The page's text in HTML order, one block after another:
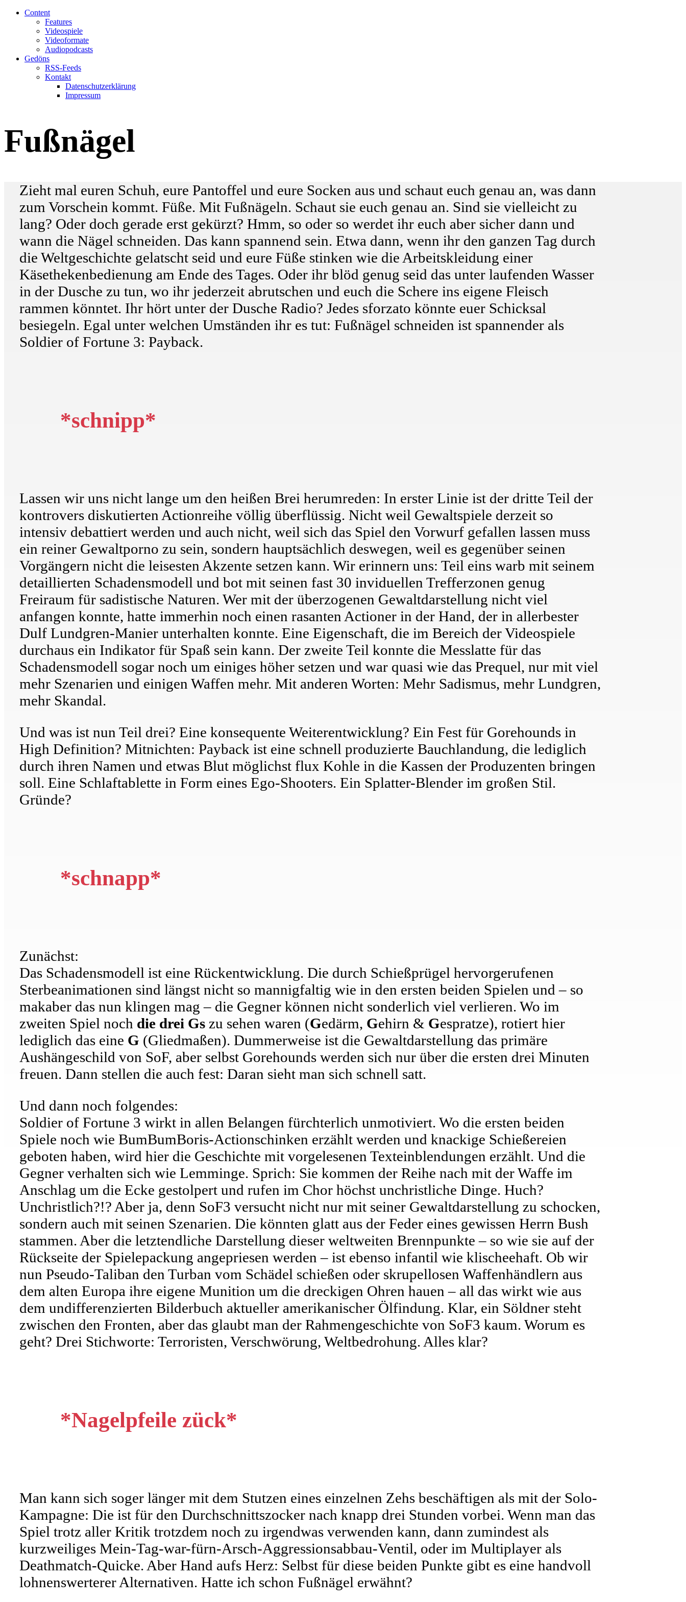
Content
Features
Videospiele
Videoformate
Audiopodcasts
Gedöns
RSS-Feeds
Kontakt
Datenschutzerklärung
Impressum
Fußnägel
Zieht mal euren Schuh, eure Pantoffel und eure Socken aus und schaut euch genau an, was dann
zum Vorschein kommt. Füße. Mit Fußnägeln. Schaut sie euch genau an. Sind sie vielleicht zu
lang? Oder doch gerade erst gekürzt? Hmm, so oder so werdet ihr euch aber sicher dann und
wann die Nägel schneiden. Das kann spannend sein. Etwa dann, wenn ihr den ganzen Tag durch
die Weltgeschichte gelatscht seid und eure Füße stinken wie die Arbeitskleidung einer
Käsethekenbedienung am Ende des Tages. Oder ihr blöd genug seid das unter laufenden Wasser
in der Dusche zu tun, wo ihr jederzeit abrutschen und euch die Schere ins eigene Fleisch
rammen könntet. Ihr hört unter der Dusche Radio? Jedes sforzato könnte euer Schicksal
besiegeln. Egal unter welchen Umständen ihr es tut: Fußnägel schneiden ist spannender als
Soldier of Fortune 3: Payback.
*schnipp*
Lassen wir uns nicht lange um den heißen Brei herumreden: In erster Linie ist der dritte Teil der
kontrovers diskutierten Actionreihe völlig überflüssig. Nicht weil Gewaltspiele derzeit so
intensiv debattiert werden und auch nicht, weil sich das Spiel den Vorwurf gefallen lassen muss
ein reiner Gewaltporno zu sein, sondern hauptsächlich deswegen, weil es gegenüber seinen
Vorgängern nicht die leisesten Akzente setzen kann. Wir erinnern uns: Teil eins warb mit seinem
detaillierten Schadensmodell und bot mit seinen fast 30 inviduellen Trefferzonen genug
Freiraum für sadistische Naturen. Wer mit der überzogenen Gewaltdarstellung nicht viel
anfangen konnte, hatte immerhin noch einen rasanten Actioner in der Hand, der in allerbester
Dulf Lundgren-Manier unterhalten konnte. Eine Eigenschaft, die im Bereich der Videospiele
durchaus ein Indikator für Spaß sein kann. Der zweite Teil konnte die Messlatte für das
Schadensmodell sogar noch um einiges höher setzen und war quasi wie das Prequel, nur mit viel
mehr Szenarien und einigen Waffen mehr. Mit anderen Worten: Mehr Sadismus, mehr Lundgren,
mehr Skandal.
Und was ist nun Teil drei? Eine konsequente Weiterentwicklung? Ein Fest für Gorehounds in
High Definition? Mitnichten: Payback ist eine schnell produzierte Bauchlandung, die lediglich
durch ihren Namen und etwas Blut möglichst flux Kohle in die Kassen der Produzenten bringen
soll. Eine Schlaftablette in Form eines Ego-Shooters. Ein Splatter-Blender im großen Stil.
Gründe?
*schnapp*
Zunächst:
Das Schadensmodell ist eine Rückentwicklung. Die durch Schießprügel hervorgerufenen
Sterbeanimationen sind längst nicht so mannigfaltig wie in den ersten beiden Spielen und – so
makaber das nun klingen mag – die Gegner können nicht sonderlich viel verlieren. Wo im
zweiten Spiel noch die drei Gs zu sehen waren (Gedärm, Gehirn & Gespratze), rotiert hier
lediglich das eine G (Gliedmaßen). Dummerweise ist die Gewaltdarstellung das primäre
Aushängeschild von SoF, aber selbst Gorehounds werden sich nur über die ersten drei Minuten
freuen. Dann stellen die auch fest: Daran sieht man sich schnell satt.
Und dann noch folgendes:
Soldier of Fortune 3 wirkt in allen Belangen fürchterlich unmotiviert. Wo die ersten beiden
Spiele noch wie BumBumBoris-Actionschinken erzählt werden und knackige Schießereien
geboten haben, wird hier die Geschichte mit vorgelesenen Texteinblendungen erzählt. Und die
Gegner verhalten sich wie Lemminge. Sprich: Sie kommen der Reihe nach mit der Waffe im
Anschlag um die Ecke gestolpert und rufen im Chor höchst unchristliche Dinge. Huch?
Unchristlich?!? Aber ja, denn SoF3 versucht nicht nur mit seiner Gewaltdarstellung zu schocken,
sondern auch mit seinen Szenarien. Die könnten glatt aus der Feder eines gewissen Herrn Bush
stammen. Aber die letztendliche Darstellung dieser weltweiten Brennpunkte – so wie sie auf der
Rückseite der Spielepackung angepriesen werden – ist ebenso infantil wie klischeehaft. Ob wir
nun Pseudo-Taliban den Turban vom Schädel schießen oder skrupellosen Waffenhändlern aus
dem alten Europa ihre eigene Munition um die dreckigen Ohren hauen – all das wirkt wie aus
dem undifferenzierten Bilderbuch aktueller amerikanischer Ölfindung. Klar, ein Söldner steht
zwischen den Fronten, aber das glaubt man der Rahmengeschichte von SoF3 kaum. Worum es
geht? Drei Stichworte: Terroristen, Verschwörung, Weltbedrohung. Alles klar?
*Nagelpfeile zück*
Man kann sich soger länger mit dem Stutzen eines einzelnen Zehs beschäftigen als mit der Solo-
Kampagne: Die ist für den Durchschnittszocker nach knapp drei Stunden vorbei. Wenn man das
Spiel trotz aller Kritik trotzdem noch zu irgendwas verwenden kann, dann zumindest als
kurzweiliges Mein-Tag-war-fürn-Arsch-Aggressionsabbau-Ventil, oder im Multiplayer als
Deathmatch-Quicke. Aber Hand aufs Herz: Selbst für diese beiden Punkte gibt es eine handvoll
lohnenswerterer Alternativen. Hatte ich schon Fußnägel erwähnt?